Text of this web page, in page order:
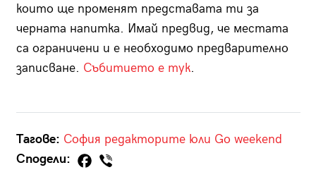
които ще променят представата ти за
черната напитка. Имай предвид, че местата
са ограничени и е необходимо предварително
записване. Събитието е тук.
Тагове: София редакторите юли Go weekend
Сподели: